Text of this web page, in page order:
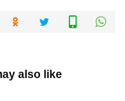
also like